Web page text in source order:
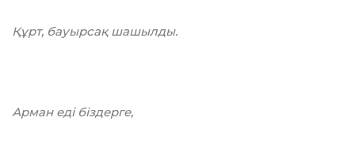
Құрт, бауырсақ шашылды.
Арман еді біздерге,